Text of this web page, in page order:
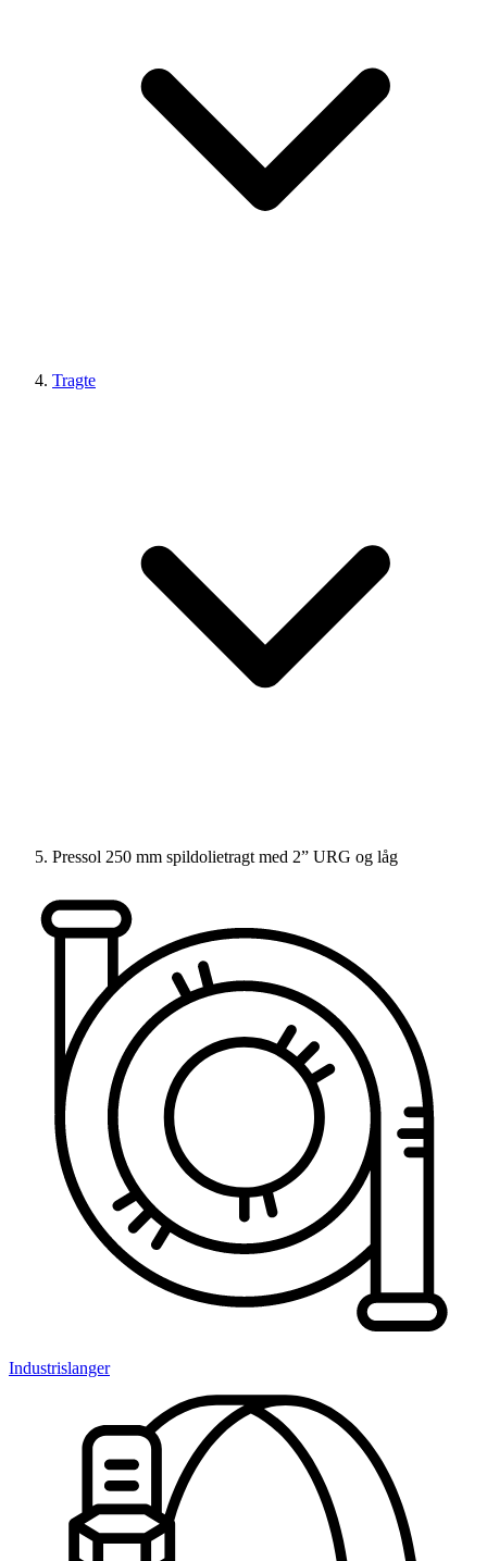
Tragte
Pressol 250 mm spildolietragt med 2” URG og låg
Industrislanger